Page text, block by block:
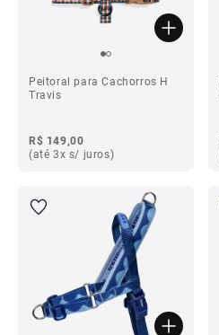
Peitoral para Cachorros H
Travis
R$ 149,00
(até 3x s/ juros)